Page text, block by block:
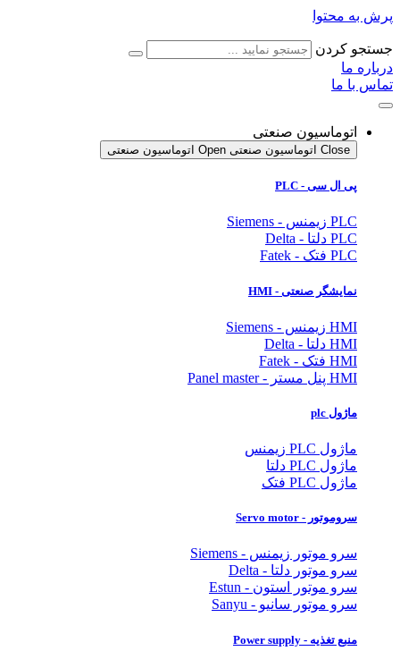
پرش به محتوا
جستجو کردن
درباره ما
تماس با ما
اتوماسیون صنعتی
Close اتوماسیون صنعتی Open اتوماسیون صنعتی
پی ال سی - PLC
PLC زیمنس - Siemens
PLC دلتا - Delta
PLC فتک - Fatek
نمایشگر صنعتی - HMI
HMI زیمنس - Siemens
HMI دلتا - Delta
HMI فتک - Fatek
HMI پنل مستر - Panel master
ماژول plc
ماژول PLC زیمنس
ماژول PLC دلتا
ماژول PLC فتک
سروموتور - Servo motor
سرو موتور زیمنس - Siemens
سرو موتور دلتا - Delta
سرو موتور استون - Estun
سرو موتور سانیو - Sanyu
منبع تغذیه - Power supply